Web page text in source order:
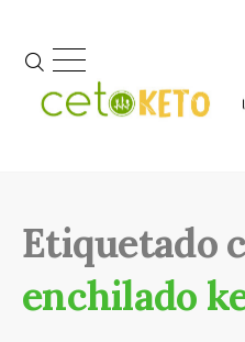
Etiquetado
enchilado